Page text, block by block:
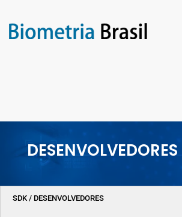
DESENVOLVEDORES
SDK / DESENVOLVEDORES